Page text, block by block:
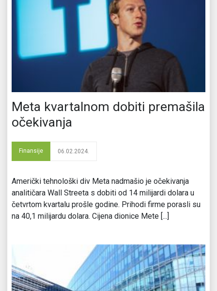
Meta kvartalnom dobiti premašila
očekivanja
Finansije 06.02.2024.
Američki tehnološki div Meta nadmašio je očekivanja
analitičara Wall Streeta s dobiti od 14 milijardi dolara u
četvrtom kvartalu prošle godine. Prihodi firme porasli su
na 40,1 milijardu dolara. Cijena dionice Mete [...]